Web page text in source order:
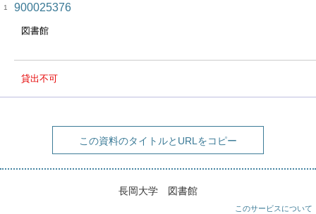
1 900025376
図書館
貸出不可
この資料のタイトルとURLをコピー
長岡大学 図書館
このサービスについて